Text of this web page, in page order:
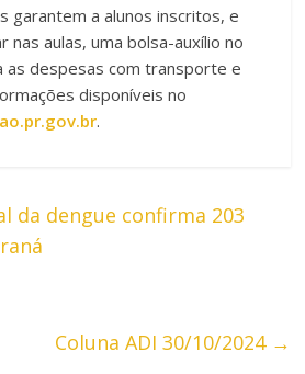
garantem a alunos inscritos, e
nas aulas, uma bolsa-auxílio no
as despesas com transporte e
disponíveis no
.
da dengue confirma 203
Coluna ADI 30/10/2024 →